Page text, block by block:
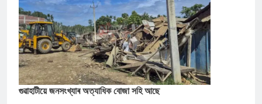
গুৱাহাটীয়ে জনসংখ্যাৰ অত্যাধিক বোজা সহি আছে